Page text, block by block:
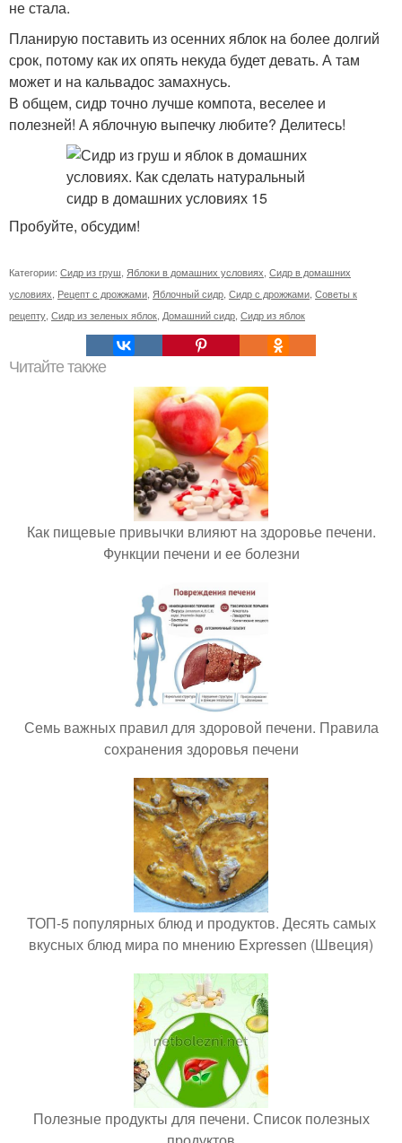
не стала.
Планирую поставить из осенних яблок на более долгий
срок, потому как их опять некуда будет девать. А там
может и на кальвадос замахнусь.
В общем, сидр точно лучше компота, веселее и
полезней! А яблочную выпечку любите? Делитесь!
Пробуйте, обсудим!
Категории: Сидр из груш Яблоки в домашних условиях Сидр в домашних
условиях Рецепт с дрожжами Яблочный сидр Сидр с дрожжами Советы к
рецепту Сидр из зеленых яблок Домашний сидр Сидр из яблок
Читайте также
Как пищевые привычки влияют на здоровье печени.
Функции печени и ее болезни
Семь важных правил для здоровой печени. Правила
сохранения здоровья печени
ТОП-5 популярных блюд и продуктов. Десять самых
вкусных блюд мира по мнению Expressen (Швеция)
Полезные продукты для печени. Список полезных